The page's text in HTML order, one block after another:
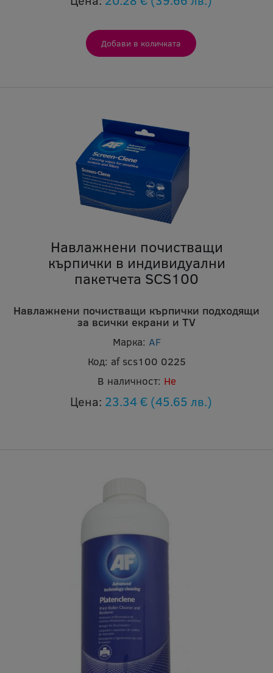
Навлажнени почистващи
кърпички в индивидуални
пакетчета SCS100
Навлажнени почистващи кърпички подходящи
за всички екрани и TV
Марка: AF
Код: af scs100 0225
В наличност: Не
Цена: 23.34 € (45.65 лв.)